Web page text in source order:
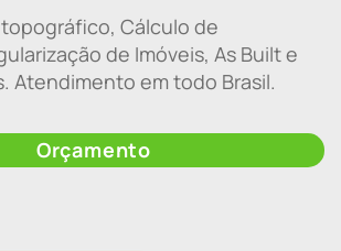
Cálculo de
de Imóveis, As Built e
Atendimento em todo Brasil.
Orçamento